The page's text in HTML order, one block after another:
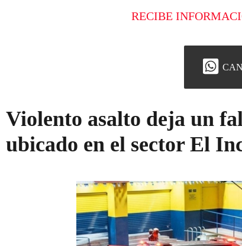
RECIBE
Violento asalto deja un
ubicado en el sector El